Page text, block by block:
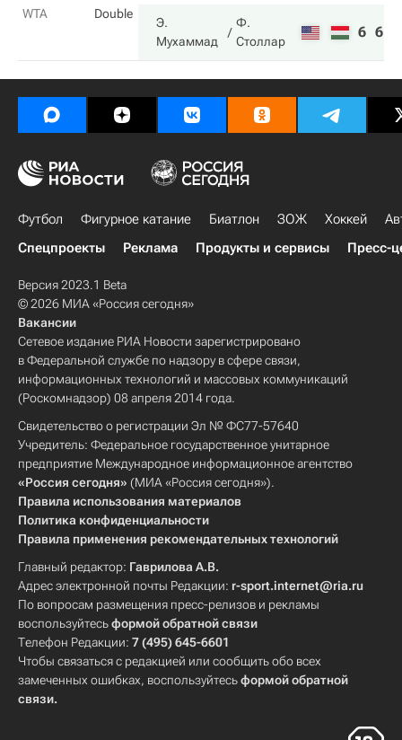
WTA
Double
Э.
Мухаммад
Ф.
Столлар
6 6
Футбол Фигурное катание Биатлон ЗОЖ Хоккей
Спецпроекты
Реклама Продукты и сервисы Пресс-
Версия 2023.1 Beta
© 2026 МИА «Россия сегодня»
Вакансии
Сетевое издание РИА Новости зарегистрировано
в Федеральной службе по надзору в сфере связи,
информационных технологий и массовых коммуникаций
(Роскомнадзор) 08 апреля 2014 года.
Свидетельство о регистрации Эл № ФС77-57640
Учредитель: Федеральное государственное унитарное
предприятие Международное информационное агентство
«Россия сегодня» (МИА «Россия сегодня»).
Правила использования материалов
Политика конфиденциальности
Правила применения рекомендательных технологий
Главный редактор: Гаврилова А.В.
Адрес электронной почты Редакции: r-sport.internet@ria.ru
По вопросам размещения пресс-релизов и рекламы
воспользуйтесьформой обратной связи
Телефон Редакции: 7 (495) 645-6601
Чтобы связаться с редакцией или сообщить обо всех
замеченных ошибках, воспользуйтесьформой обратной
связи.